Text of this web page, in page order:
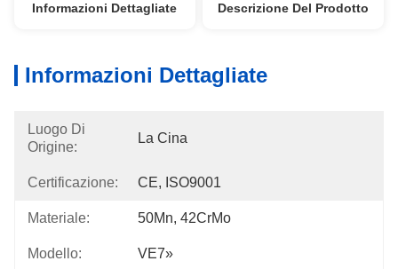
Informazioni Dettagliate Descrizione Del Prodotto
Informazioni Dettagliate
Luogo Di
Origine:
La Cina
Certificazione: CE, ISO9001
Materiale: 50Mn, 42CrMo
Modello: VE7»